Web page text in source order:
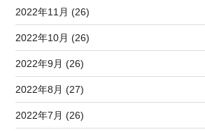
2022年11月 (26)
2022年10月 (26)
2022年9月 (26)
2022年8月 (27)
2022年7月 (26)